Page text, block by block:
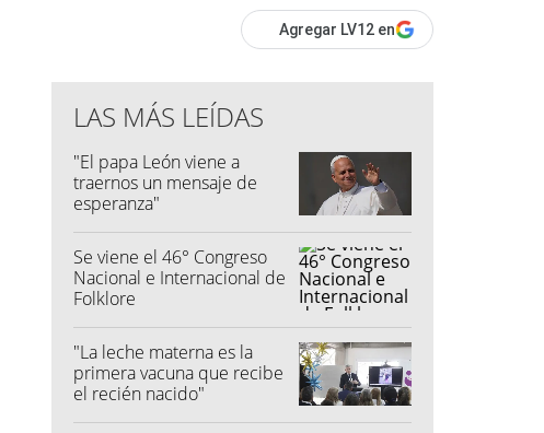
Agregar LV12 en
LAS MÁS LEÍDAS
"El papa León viene a
traernos un mensaje de
esperanza"
Se viene el 46° Congreso
Nacional e Internacional de
Folklore
"La leche materna es la
primera vacuna que recibe
el recién nacido"